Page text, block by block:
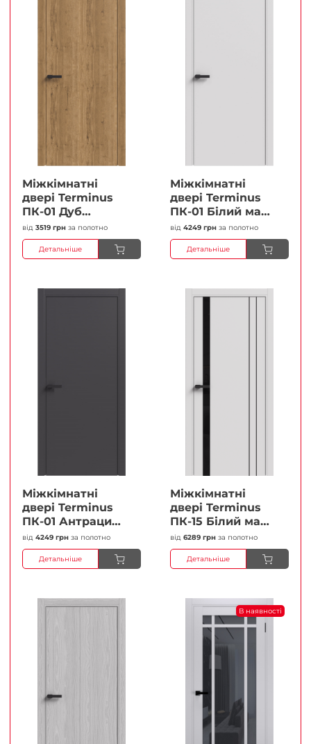
Міжкімнатні
двері Terminus
ПК-01 Дуб
античний Глухі
Плівка
від 3519 грн за полотно
Детальніше
Міжкімнатні
двері Terminus
ПК-01 Білий мат
(Термінус) Глухі
Плівка
від 4249 грн за полотно
Детальніше
Міжкімнатні
двері Terminus
ПК-01 Антрацит
(п/п) Глухі
Плівка
від 4249 грн за полотно
Детальніше
Міжкімнатні
двері Terminus
ПК-15 Білий мат
(Термінус) Чорне
скло Плівка
від 6289 грн за полотно
Детальніше
В наявності